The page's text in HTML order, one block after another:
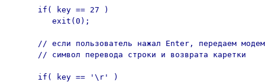
      if( key == 27 )
         exit(0);
// если пользователь нажал Enter, передаем
      // символ перевода строки и возврата каретки
      if( key == '\r' )